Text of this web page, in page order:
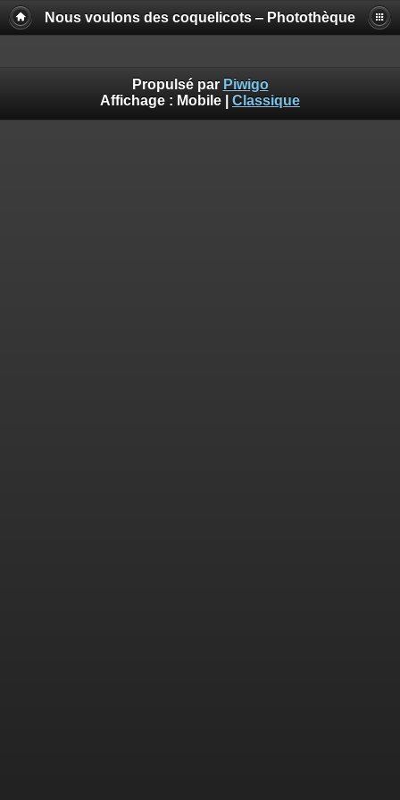
Nous voulons des coquelicots ‒ Photothèque
Propulsé par Piwigo
Affichage : Mobile Classique